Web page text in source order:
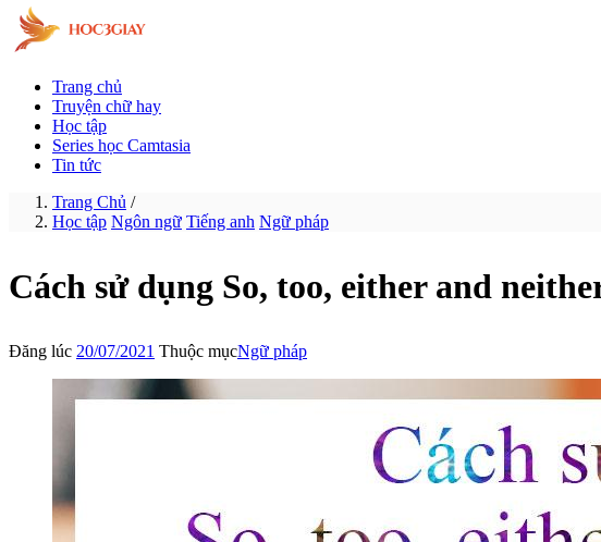
Trang chủ
Truyện chữ hay
Học tập
Series học Camtasia
Tin tức
Trang Chủ /
Học tập Ngôn ngữ Tiếng anh Ngữ pháp
Cách sử dụng So, too, either and
Đăng lúc 20/07/2021 Thuộc mụcNgữ pháp